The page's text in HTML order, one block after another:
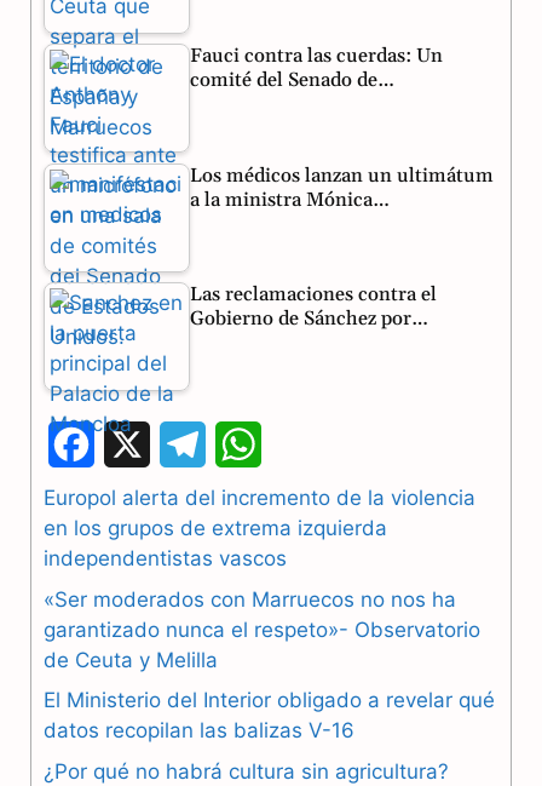
Fauci contra las cuerdas: Un
comité del Senado de…
Los médicos lanzan un ultimátum
a la ministra Mónica…
Las reclamaciones contra el
Gobierno de Sánchez por…
a
c
b
o
o
k
e
g
r
a
m
h
a
s
p
p
Europol alerta del incremento de la violencia
en los grupos de extrema izquierda
independentistas vascos
«Ser moderados con Marruecos no nos ha
garantizado nunca el respeto»- Observatorio
de Ceuta y Melilla
El Ministerio del Interior obligado a revelar qué
datos recopilan las balizas V-16
¿Por qué no habrá cultura sin agricultura?